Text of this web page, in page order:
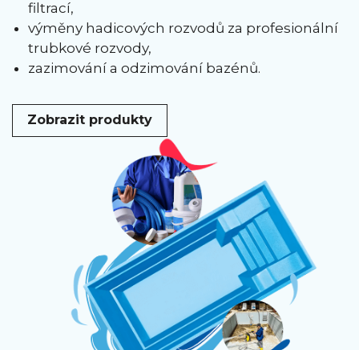
filtrací,
výměny hadicových rozvodů za profesionální
trubkové rozvody,
zazimování a odzimování bazénů.
Zobrazit produkty